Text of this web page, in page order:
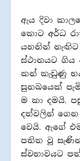
ඇය දිවා
කොට අර්ධ
යහනින්
ස්ථානයට ගිය
කන් කැඩුණු
සුනඛයෙක්
ම කා දමයි.
දත්වලින්
වෙයි. ඇගේ
පතිත වූ
ස්වභාවයට